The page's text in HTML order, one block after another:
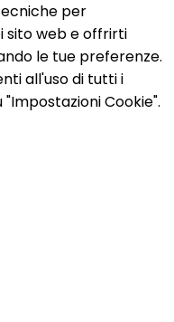
per
sito web e offrirti
le tue preferenze.
all'uso di tutti i
Cookie".